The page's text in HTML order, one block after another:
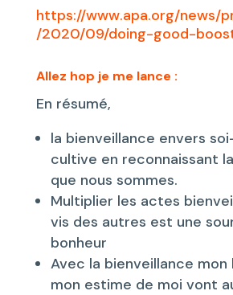
https://www.apa.org/news/
/2020/09/doing-good-
Allez hop je me lance :
En résumé,
la bienveillance envers
cultive en reconnaissant
que nous sommes.
Multiplier les actes
vis des autres est une
bonheur
Avec la bienveillance
mon estime de moi vont